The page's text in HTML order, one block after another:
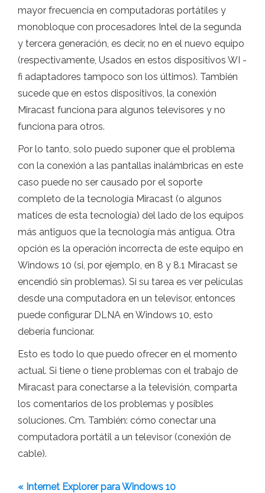
mayor frecuencia en computadoras portátiles y
monobloque con procesadores Intel de la segunda
y tercera generación, es decir, no en el nuevo equipo
(respectivamente, Usados ​​en estos dispositivos WI -
fi adaptadores tampoco son los últimos). También
sucede que en estos dispositivos, la conexión
Miracast funciona para algunos televisores y no
funciona para otros.
Por lo tanto, solo puedo suponer que el problema
con la conexión a las pantallas inalámbricas en este
caso puede no ser causado por el soporte
completo de la tecnología Miracast (o algunos
matices de esta tecnología) del lado de los equipos
más antiguos que la tecnología más antigua. Otra
opción es la operación incorrecta de este equipo en
Windows 10 (si, por ejemplo, en 8 y 8.1 Miracast se
encendió sin problemas). Si su tarea es ver películas
desde una computadora en un televisor, entonces
puede configurar DLNA en Windows 10, esto
debería funcionar.
Esto es todo lo que puedo ofrecer en el momento
actual. Si tiene o tiene problemas con el trabajo de
Miracast para conectarse a la televisión, comparta
los comentarios de los problemas y posibles
soluciones. Cm. También: cómo conectar una
computadora portátil a un televisor (conexión de
cable).
« Internet Explorer para Windows 10